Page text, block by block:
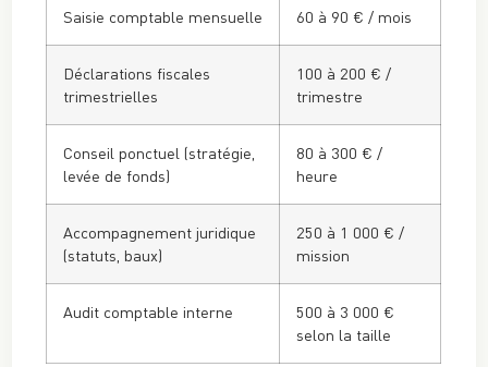
Saisie comptable mensuelle 60 à 90 € / mois
Déclarations fiscales
trimestrielles
100 à 200 € /
trimestre
Conseil ponctuel (stratégie,
levée de fonds)
80 à 300 € /
heure
Accompagnement juridique
(statuts, baux)
250 à 1 000 € /
mission
Audit comptable interne
500 à 3 000 €
selon la taille